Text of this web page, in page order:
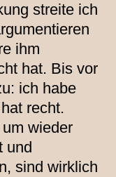
streite ich
ihm
hat. Bis vor
ich habe
recht.
wieder
und
sind wirklich